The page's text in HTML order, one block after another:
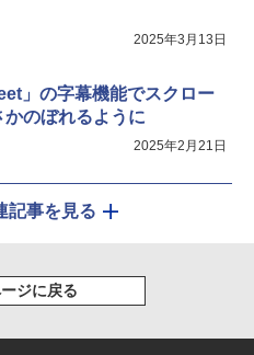
2025年3月13日
」の字幕機能でスクロー
かのぼれるように
2025年2月21日
記事を見る
ジに戻る